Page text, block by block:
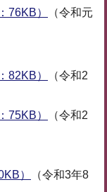
76KB）
（令和元
82KB）
（令和2
75KB）
（令和2
）
（令和3年8